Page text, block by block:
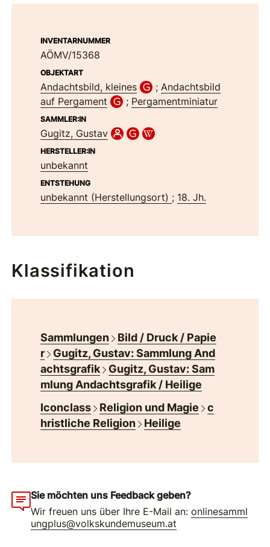
INVENTARNUMMER
AÖMV/15368
OBJEKTART
Andachtsbild, kleines ; Andachtsbild
auf Pergament
; Pergamentminiatur
SAMMLER:IN
Gugitz, Gustav
HERSTELLER:IN
unbekannt
ENTSTEHUNG
unbekannt (Herstellungsort) ; 18. Jh.
Klassifikation
Sammlungen
Bild / Druck / Papie
r
Gugitz, Gustav: Sammlung And
achtsgrafik
Gugitz, Gustav: Sam
mlung Andachtsgrafik / Heilige
Iconclass
Religion und Magie
c
hristliche Religion
Heilige
Sie möchten uns Feedback geben?
Wir freuen uns über Ihre E-Mail an:onlinesamml
ungplus@volkskundemuseum.at